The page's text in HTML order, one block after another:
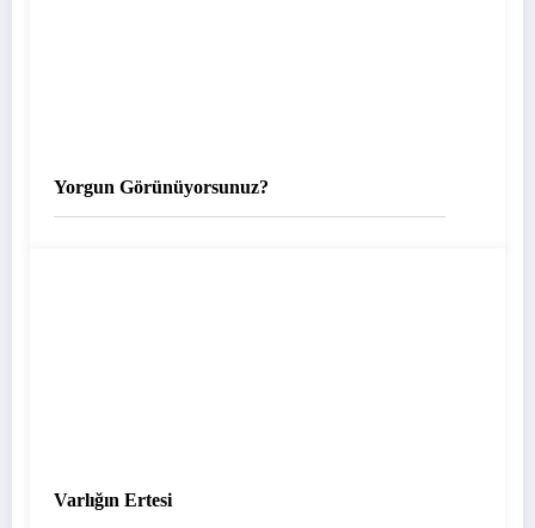
Yorgun Görünüyorsunuz?
Varlığın Ertesi